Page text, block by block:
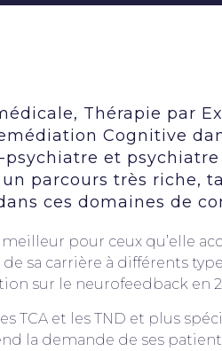
Thérapie par
Cognitive
et
parcours très riche,
ces domaines de
pour ceux qu’elle
sa carrière à différents
sur le neurofeedback en
TCA et les TND et plus
la demande de ses